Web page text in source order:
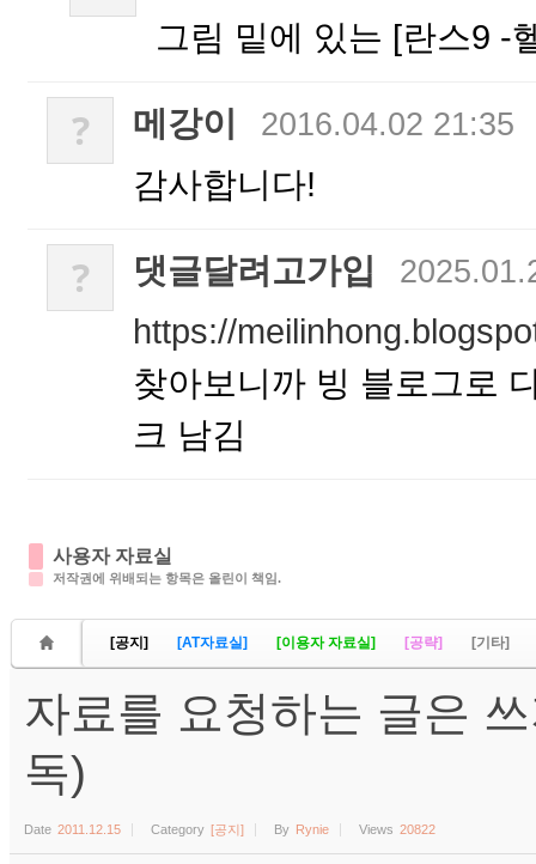
그림 밑에 있는 [란스9 -
? 메강이 2016.04.02 21:35
감사합니다!
? 댓글달려고가입
https://
찾아보니까 빙 블로그로
크 남김
사용자 자료실
저작권에 위배되는 항목은 올린이 책임.
[공지] [AT자료실] [이용자 자료실] [공략] [기타]
자료를 요청하는 글은
독)
Date 2011.12.15 Category [공지] By Rynie Views 20822